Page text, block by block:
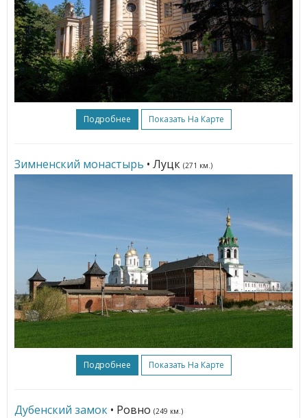
Подробнее Показать На Карте
Зимненский монастырь • Луцк (271 км.)
Подробнее Показать На Карте
Дубенский замок • Ровно (249 км.)